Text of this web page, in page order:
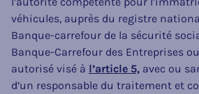
véhicules, auprès du registre
Banque-carrefour de la sécurité
Banque-Carrefour des Entreprises
autorisé visé à l’article 5, avec ou
d’un responsable du traitement et